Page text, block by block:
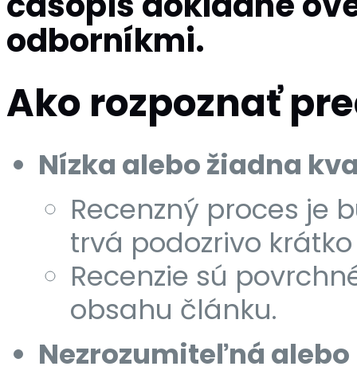
odborníkmi.
Ako rozpoznať
Nízka alebo žiadna
Recenzný proces je
trvá podozrivo
Recenzie sú
obsahu článku.
Nezrozumiteľná